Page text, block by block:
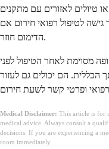
טיולים לאזורים עם מתקנים
לטיפול רפואי חירום אם
הדימום חוזר.
מסוימת לאחר הטיפול לפני
הכללית. הם יכולים גם לעזור
Medical Disclaimer: This article is for
medical advice. Always consult a
decisions. If you are experiencing a
room immediately.